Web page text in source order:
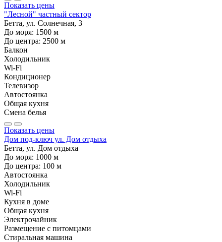
Показать цены
"Лесной" частный сектор
Бетта, ул. Солнечная, 3
До моря: 1500 м
До центра: 2500 м
Балкон
Холодильник
Wi-Fi
Кондиционер
Телевизор
Автостоянка
Общая кухня
Смена белья
Показать цены
Дом под-ключ ул. Дом отдыха
Бетта, ул. Дом отдыха
До моря: 1000 м
До центра: 100 м
Автостоянка
Холодильник
Wi-Fi
Кухня в доме
Общая кухня
Электрочайник
Размещение с питомцами
Стиральная машина